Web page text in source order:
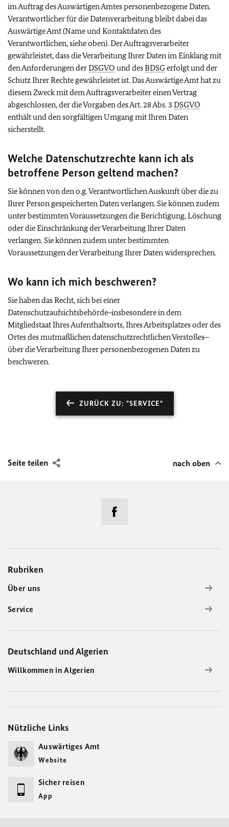
im Auftrag des Auswärtigen Amtes personenbezogene Daten.
Verantwortlicher für die Datenverarbeitung bleibt dabei das
Auswärtige Amt (Name und Kontaktdaten des
Verantwortlichen, siehe oben). Der Auftragsverarbeiter
gewährleistet, dass die Verarbeitung Ihrer Daten im Einklang mit
den Anforderungen derDSGVO und desBDSGerfolgt und der
Schutz Ihrer Rechte gewährleistet ist. Das Auswärtige Amt hat zu
diesem Zweck mit dem Auftragsverarbeiter einen Vertrag
abgeschlossen, der die Vorgaben des Art. 28 Abs. 3 DSGVO
enthält und den sorgfältigen Umgang mit Ihren Daten
sicherstellt.
Welche Datenschutzrechte kann ich als
betroffene Person geltend machen?
Sie können von den o.g. Verantwortlichen Auskunft über die zu
Ihrer Person gespeicherten Daten verlangen. Sie können zudem
unter bestimmten Voraussetzungen die Berichtigung, Löschung
oder die Einschränkung der Verarbeitung Ihrer Daten
verlangen. Sie können zudem unter bestimmten
Voraussetzungen der Verarbeitung Ihrer Daten widersprechen.
Wo kann ich mich beschweren?
Sie haben das Recht, sich bei einer
Datenschutzaufsichtsbehörde ̶ insbesondere in dem
Mitgliedstaat Ihres Aufenthaltsorts, Ihres Arbeitsplatzes oder des
Ortes des mutmaßlichen datenschutzrechtlichen Verstoßes ̶
über die Verarbeitung Ihrer personenbezogenen Daten zu
beschweren.
ZURÜCK ZU: "SERVICE"
Seite teilen nach oben
Rubriken
Über uns
Service
Deutschland und Algerien
Willkommen in Algerien
Nützliche Links
Auswärtiges Amt
Website
Sicher reisen
App